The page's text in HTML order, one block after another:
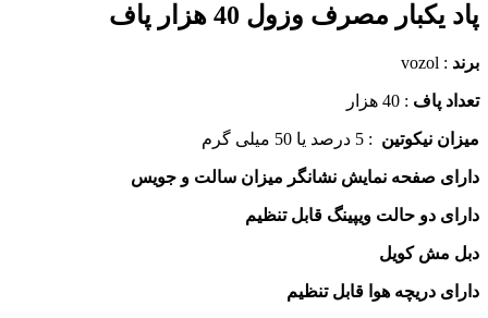
مصرف وزول 40 هزار پاف
: vozol
پاف: 40 هزار
نیکوتین: 5 درصد یا 50 میلی گرم
صفحه نمایش نشانگر میزان سالت و جویس
دو حالت ویپینگ قابل تنظیم
مش کویل
دریچه هوا قابل تنظیم